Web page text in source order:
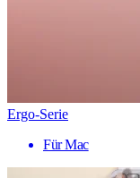
Ergo-Serie
Für Mac